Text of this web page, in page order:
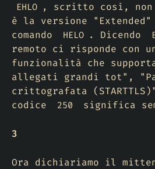
EHLO , scritto così, non
è la versione
comando
HELO . Dicendo
remoto ci risponde con
funzionalità che
allegati grandi tot",
crittografata
codice
250 significa
3
Ora dichiariamo il